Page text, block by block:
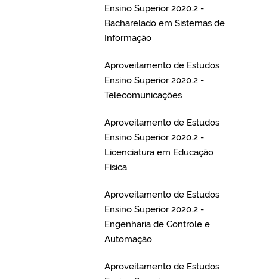
Ensino Superior 2020.2 -
Bacharelado em Sistemas de
Informação
Aproveitamento de Estudos
Ensino Superior 2020.2 -
Telecomunicações
Aproveitamento de Estudos
Ensino Superior 2020.2 -
Licenciatura em Educação
Física
Aproveitamento de Estudos
Ensino Superior 2020.2 -
Engenharia de Controle e
Automação
Aproveitamento de Estudos